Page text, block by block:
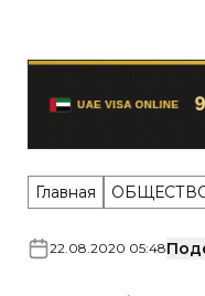
Главная
В